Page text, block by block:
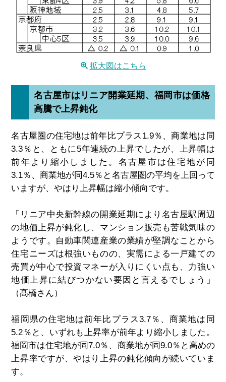
拡大図はこちら
名古屋市はリニア開業延期、福岡市は価格
高騰で上昇鈍化
名古屋圏の住宅地は前年比プラス1.9％、商業地は同
3.3％と、ともに5年連続の上昇でしたが、上昇幅は
前年より縮小しました。名古屋市は住宅地が同
3.1％、商業地が同4.5％と名古屋圏の平均を上回って
いますが、やはり上昇幅は縮小傾向です。
「リニア中央新幹線の開業延期により名古屋駅周辺
の地価上昇が鈍化し、マンション販売も苦戦気味の
ようです。自動車関連産業の業績が堅調なことから
住宅ニーズは根強いものの、実需による一戸建ての
売買が中心で投資マネーが入りにくい点も、力強い
地価上昇に結びつかない要因と言えるでしょう」
（髙橋さん）
福岡県の住宅地は前年比プラス3.7％、商業地は同
5.2％と、いずれも上昇率が前年より縮小しました。
福岡市は住宅地が同7.0％、商業地が同9.0％と高めの
上昇率ですが、やはり上昇の鈍化傾向が続いていま
す。